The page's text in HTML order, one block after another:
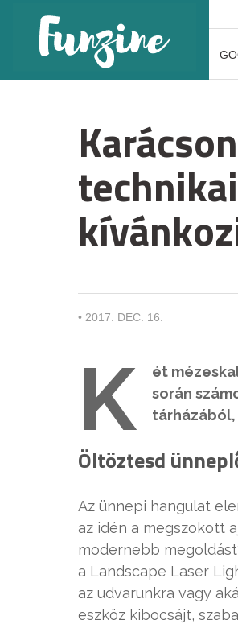
• 2017. DEC. 16.
K
ét
során
Öltöztesd
Az ünnepi hangulat
az idén a megszokott
modernebb
a Landscape Laser
az udvarunkra vagy
eszköz kibocsájt,